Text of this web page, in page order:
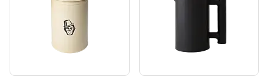
Garibaldi zrnková káva
Tonino Lamborghini – zrnková káva